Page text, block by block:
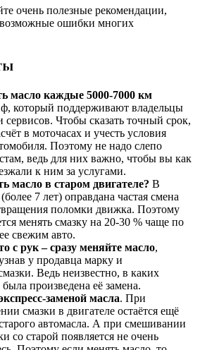
очень полезные рекомендации,
возможные ошибки многих
масло каждые 5000-7000 км
который поддерживают владельцы
сервисов. Чтобы сказать точный срок,
в моточасах и учесть условия
Поэтому не надо слепо
ведь для них важно, чтобы вы как
к ним за услугами.
масло в старом двигателе? В
7 лет) оправдана частая смена
поломки движка. Поэтому
менять смазку на 20-30 % чаще по
свежим авто.
с рук – сразу меняйте масло,
у продавца марку и
Ведь неизвестно, в каких
произведена её замена.
заменой масла. При
смазки в двигателе остаётся ещё
автомасла. А при смешивании
со старой появляется не очень